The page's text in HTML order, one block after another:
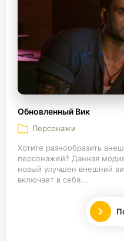
Обновленный Вик
Персонажи
Хотите разнообразить
персонажей? Данная
новый улучшен внешний
включает в себя...